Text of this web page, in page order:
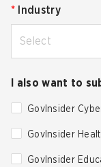
* Industry
Select
I also want to
GovInsider
GovInsider
GovInsider